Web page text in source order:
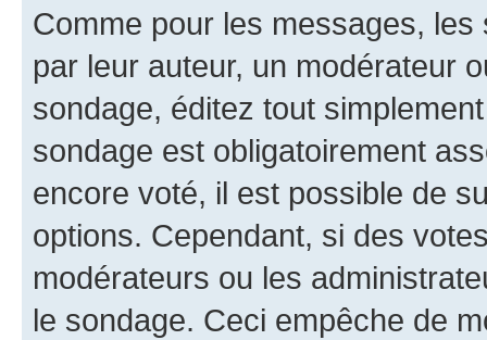
Comme pour les messages,
par leur auteur, un modérateur
sondage, éditez tout
sondage est obligatoirement
encore voté, il est possible de
options. Cependant, si des
modérateurs ou les
le sondage. Ceci empêche de